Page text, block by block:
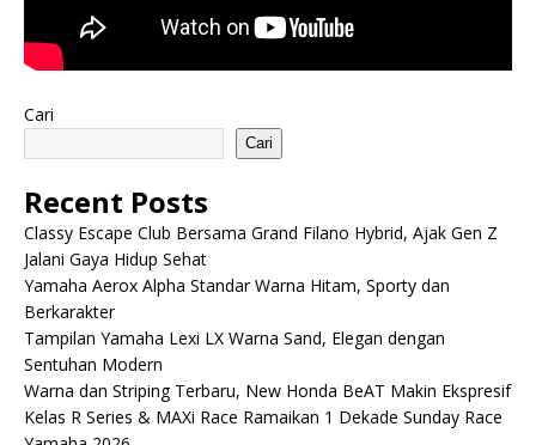
Cari
Cari
Recent Posts
Classy Escape Club Bersama Grand Filano Hybrid, Ajak Gen Z
Jalani Gaya Hidup Sehat
Yamaha Aerox Alpha Standar Warna Hitam, Sporty dan
Berkarakter
Tampilan Yamaha Lexi LX Warna Sand, Elegan dengan
Sentuhan Modern
Warna dan Striping Terbaru, New Honda BeAT Makin Ekspresif
Kelas R Series & MAXi Race Ramaikan 1 Dekade Sunday Race